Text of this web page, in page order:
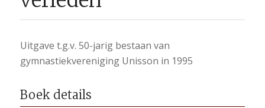
Uitgave t.g.v. 50-jarig bestaan van
gymnastiekvereniging Unisson in 1995
Boek details